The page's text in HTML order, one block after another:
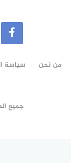
من نحن سياسة
جميع